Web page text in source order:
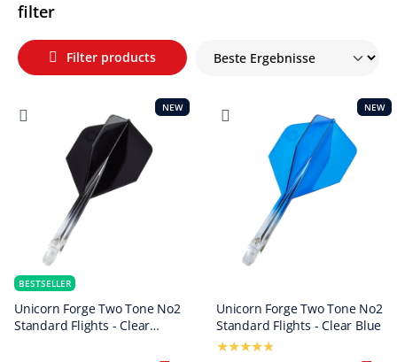
filter
Filter products
NEW
BESTSELLER
Unicorn Forge Two Tone No2
Standard Flights - Clear
NEW
Unicorn Forge Two Tone No2
Standard Flights - Clear Blue